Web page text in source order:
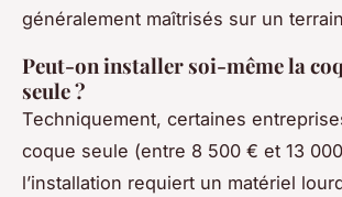
généralement maîtrisés sur un
Peut-on installer soi-même la
seule ?
Techniquement, certaines
coque seule (entre 8 500 € et 13
l’installation requiert un matériel